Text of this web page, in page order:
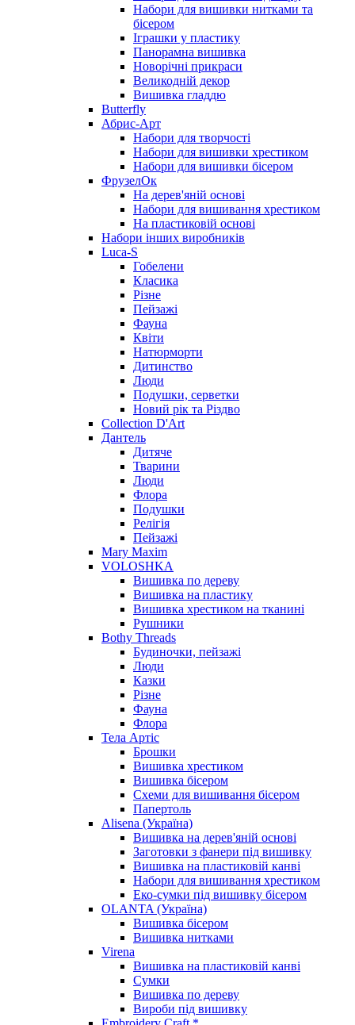
Набори для вишивки нитками та
бісером
Іграшки у пластику
Панорамна вишивка
Новорічні прикраси
Великодній декор
Вишивка гладдю
Butterfly
Абрис-Арт
Набори для творчості
Набори для вишивки хрестиком
Набори для вишивки бісером
ФрузелОк
На дерев'яній основі
Набори для вишивання хрестиком
На пластиковій основі
Набори інших виробників
Luca-S
Гобелени
Класика
Різне
Пейзажі
Фауна
Квіти
Натюрморти
Дитинство
Люди
Подушки, серветки
Новий рік та Різдво
Collection D'Art
Дантель
Дитяче
Тварини
Люди
Флора
Подушки
Релігія
Пейзажі
Mary Maxim
VOLOSHKA
Вишивка по дереву
Вишивка на пластику
Вишивка хрестиком на тканині
Рушники
Bothy Threads
Будиночки, пейзажі
Люди
Казки
Різне
Фауна
Флора
Тела Артіс
Брошки
Вишивка хрестиком
Вишивка бісером
Схеми для вишивання бісером
Папертоль
Alisena (Україна)
Вишивка на дерев'яній основі
Заготовки з фанери під вишивку
Вишивка на пластиковій канві
Набори для вишивання хрестиком
Еко-сумки під вишивку бісером
OLANTA (Україна)
Вишивка бісером
Вишивка нитками
Virena
Вишивка на пластиковій канві
Сумки
Вишивка по дереву
Вироби під вишивку